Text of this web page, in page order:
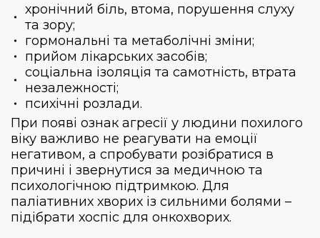
хронічний біль, втома, порушення слуху
та зору;
гормональні та метаболічні зміни;
прийом лікарських засобів;
соціальна ізоляція та самотність, втрата
незалежності;
психічні розлади.
При появі ознак агресії у людини похилого
віку важливо не реагувати на емоції
негативом, а спробувати розібратися в
причині і звернутися за медичною та
психологічною підтримкою. Для
паліативних хворих із сильними болями –
підібрати хоспіс для онкохворих.